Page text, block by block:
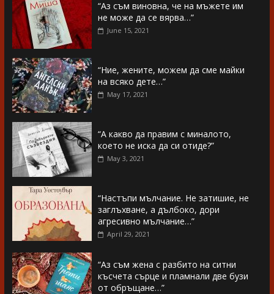
“Аз съм виновна, че на мъжете им
не може да се вярва…”
June 15, 2021
“Ние, жените, можем да сме майки
на всяко дете…”
May 17, 2021
“А какво да правим с миналото,
което не иска да си отиде?”
May 3, 2021
“Настъпи мълчание. Не затишие, не
заглъхване, а дълбоко, дори
агресивно мълчание…”
April 29, 2021
“Аз съм жена с разбито на ситни
късчета сърце и пламнали две бузи
от обръщане…”